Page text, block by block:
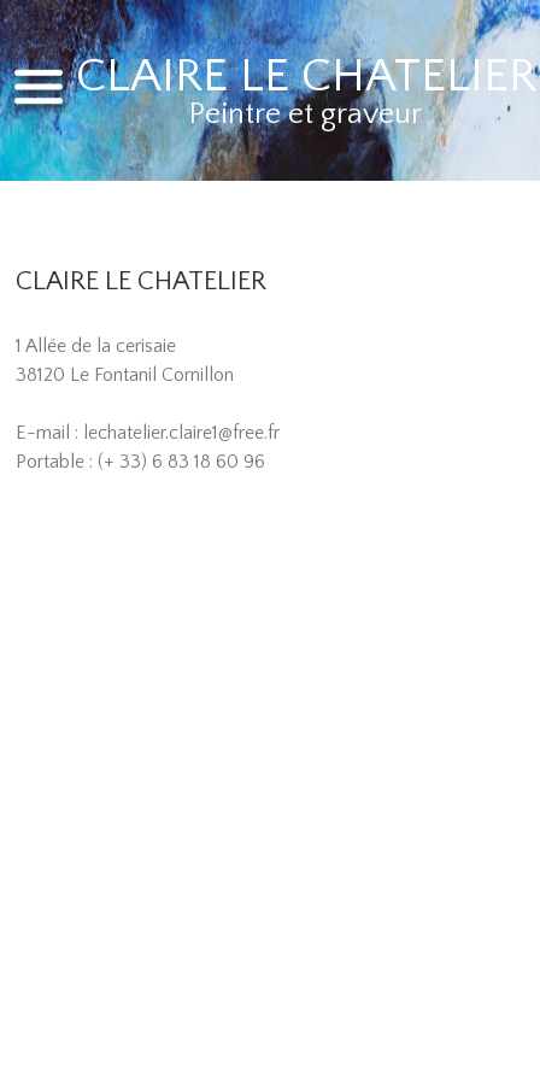
CLAIRE LE CHATELIER
Peintre et graveur
CLAIRE LE CHATELIER
1 Allée de la cerisaie
38120 Le Fontanil Cornillon
E-mail : lechatelier.claire1@free.fr
Portable : (+ 33) 6 83 18 60 96